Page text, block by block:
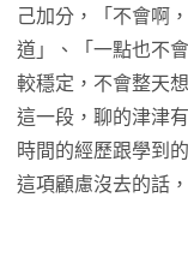
己加分，「不會啊
道」、「一點也不
較穩定，不會整天
這一段，聊的津津
時間的經歷跟學到
這項顧慮沒去的話